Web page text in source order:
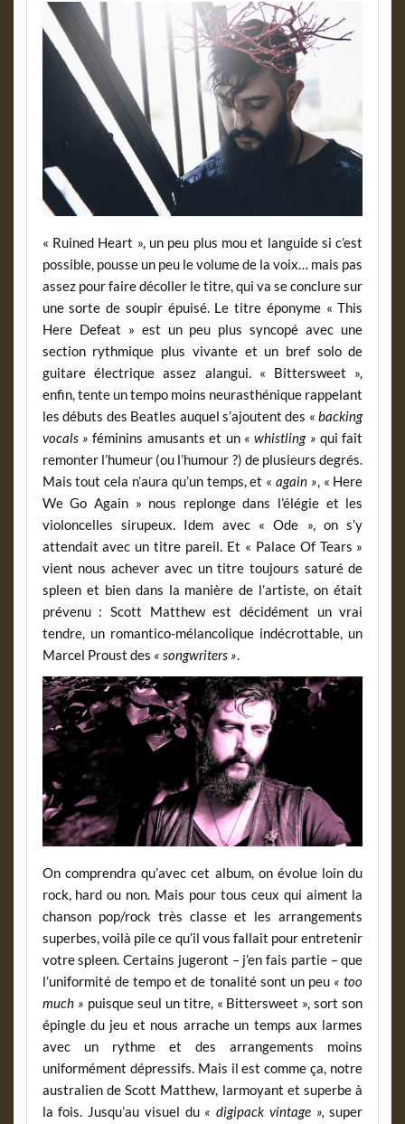
« Ruined Heart », un peu plus mou et languide si c’est
possible, pousse un peu le volume de la voix… mais pas
assez pour faire décoller le titre, qui va se conclure sur
une sorte de soupir épuisé. Le titre éponyme « This
Here Defeat » est un peu plus syncopé avec une
section rythmique plus vivante et un bref solo de
guitare électrique assez alangui. « Bittersweet »,
enfin, tente un tempo moins neurasthénique rappelant
les débuts des Beatles auquel s’ajoutent des «backing
vocals » féminins amusants et un « whistling » qui fait
remonter l’humeur (ou l’humour ?) de plusieurs degrés.
Mais tout cela n’aura qu’un temps, et «again », « Here
We Go Again » nous replonge dans l’élégie et les
violoncelles sirupeux. Idem avec « Ode », on s’y
attendait avec un titre pareil. Et « Palace Of Tears »
vient nous achever avec un titre toujours saturé de
spleen et bien dans la manière de l’artiste, on était
prévenu : Scott Matthew est décidément un vrai
tendre, un romantico-mélancolique indécrottable, un
Marcel Proust des « songwriters ».
On comprendra qu’avec cet album, on évolue loin du
rock, hard ou non. Mais pour tous ceux qui aiment la
chanson pop/rock très classe et les arrangements
superbes, voilà pile ce qu’il vous fallait pour entretenir
votre spleen. Certains jugeront – j’en fais partie – que
l’uniformité de tempo et de tonalité sont un peu « too
much » puisque seul un titre, « Bittersweet », sort son
épingle du jeu et nous arrache un temps aux larmes
avec un rythme et des arrangements moins
uniformément dépressifs. Mais il est comme ça, notre
australien de Scott Matthew, larmoyant et superbe à
la fois. Jusqu’au visuel du « digipack vintage », super